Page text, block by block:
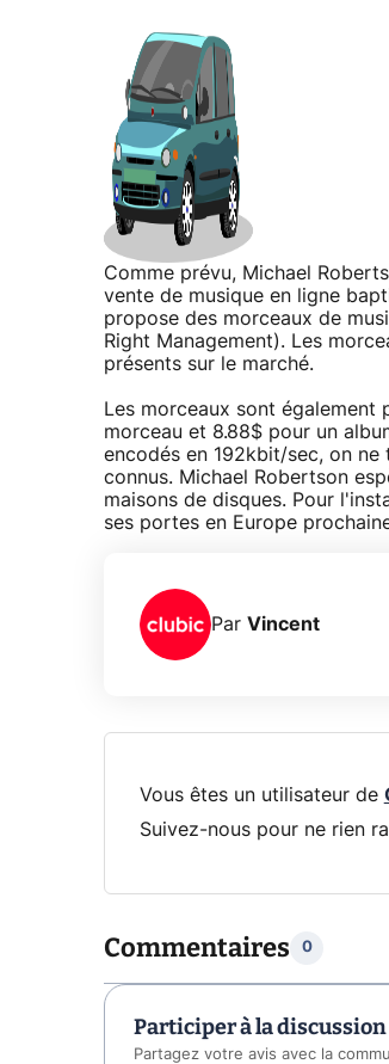
Comme prévu, Michael
vente de musique en ligne
propose des morceaux de
Right Management). Les
présents sur le marché.
Les morceaux sont également
morceau et 8.88$ pour un
encodés en 192kbit/sec, on
connus. Michael Robertson
maisons de disques. Pour
ses portes en Europe
Par Vincent
Vous êtes un utilisateur de
Suivez-nous pour ne rien
Commentaires 0
Participer à la discussion
Partagez votre avis avec la